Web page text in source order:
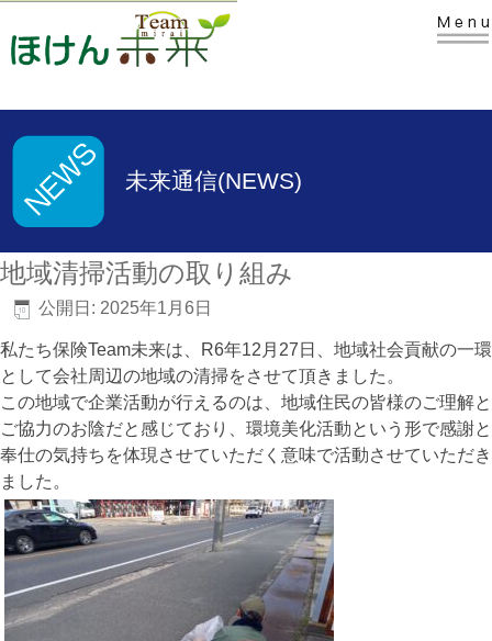
未来通信(NEWS)
地域清掃活動の取り組み
公開日: 2025年1月6日
私たち保険Team未来は、R6年12月27日、地域社会貢献の一環
として会社周辺の地域の清掃をさせて頂きました。
この地域で企業活動が行えるのは、地域住民の皆様のご理解と
ご協力のお陰だと感じており、環境美化活動という形で感謝と
奉仕の気持ちを体現させていただく意味で活動させていただき
ました。